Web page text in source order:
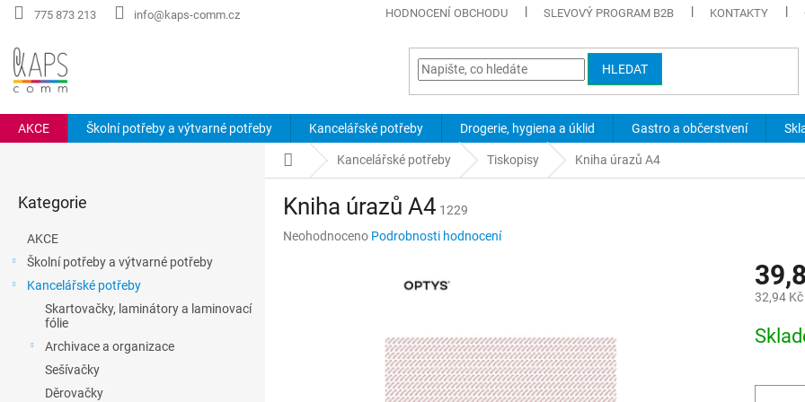
Přejít
775 873 213 info@kaps-comm.cz HODNOCENÍ OBCHODU SLEVOVÝ PROGRAM B2B KONTAKTY
HLEDAT
AKCE Školní potřeby a výtvarné potřeby Kancelářské potřeby Drogerie, hygiena a úklid Gastro a občerstvení
kategorie
Kategorie
AKCE
Školní potřeby a výtvarné potřeby
Kancelářské potřeby
Skartovačky, laminátory a laminovací
fólie
Archivace a organizace
Sešívačky
Děrovačky
Domů Kancelářské potřeby Tiskopisy Kniha úrazů A4
Kniha úrazů A4 1229
Průměrné
Neohodnoceno Podrobnosti hodnocení
32,94 Kč
cena: